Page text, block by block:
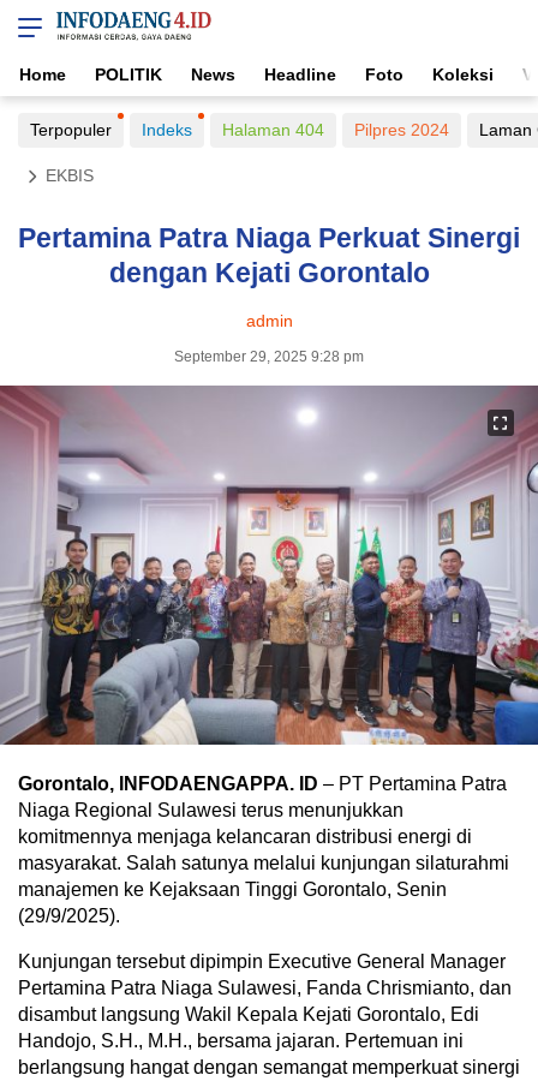
Home POLITIK News Headline Foto Koleksi
Terpopuler Indeks Halaman 404 Pilpres 2024 Laman
EKBIS
Pertamina Patra Niaga Perkuat Sinergi
dengan Kejati Gorontalo
admin
September 29, 2025 9:28 pm
Gorontalo, INFODAENGAPPA. ID – PT Pertamina Patra
Niaga Regional Sulawesi terus menunjukkan
komitmennya menjaga kelancaran distribusi energi di
masyarakat. Salah satunya melalui kunjungan silaturahmi
manajemen ke Kejaksaan Tinggi Gorontalo, Senin
(29/9/2025).
Kunjungan tersebut dipimpin Executive General Manager
Pertamina Patra Niaga Sulawesi, Fanda Chrismianto, dan
disambut langsung Wakil Kepala Kejati Gorontalo, Edi
Handojo, S.H., M.H., bersama jajaran. Pertemuan ini
berlangsung hangat dengan semangat memperkuat sinergi